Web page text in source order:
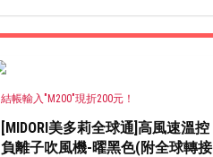
結帳輸入"M200"現折200元！
[MIDORI美多莉全球通]高風速溫控
負離子吹風機-曜黑色(附全球轉接